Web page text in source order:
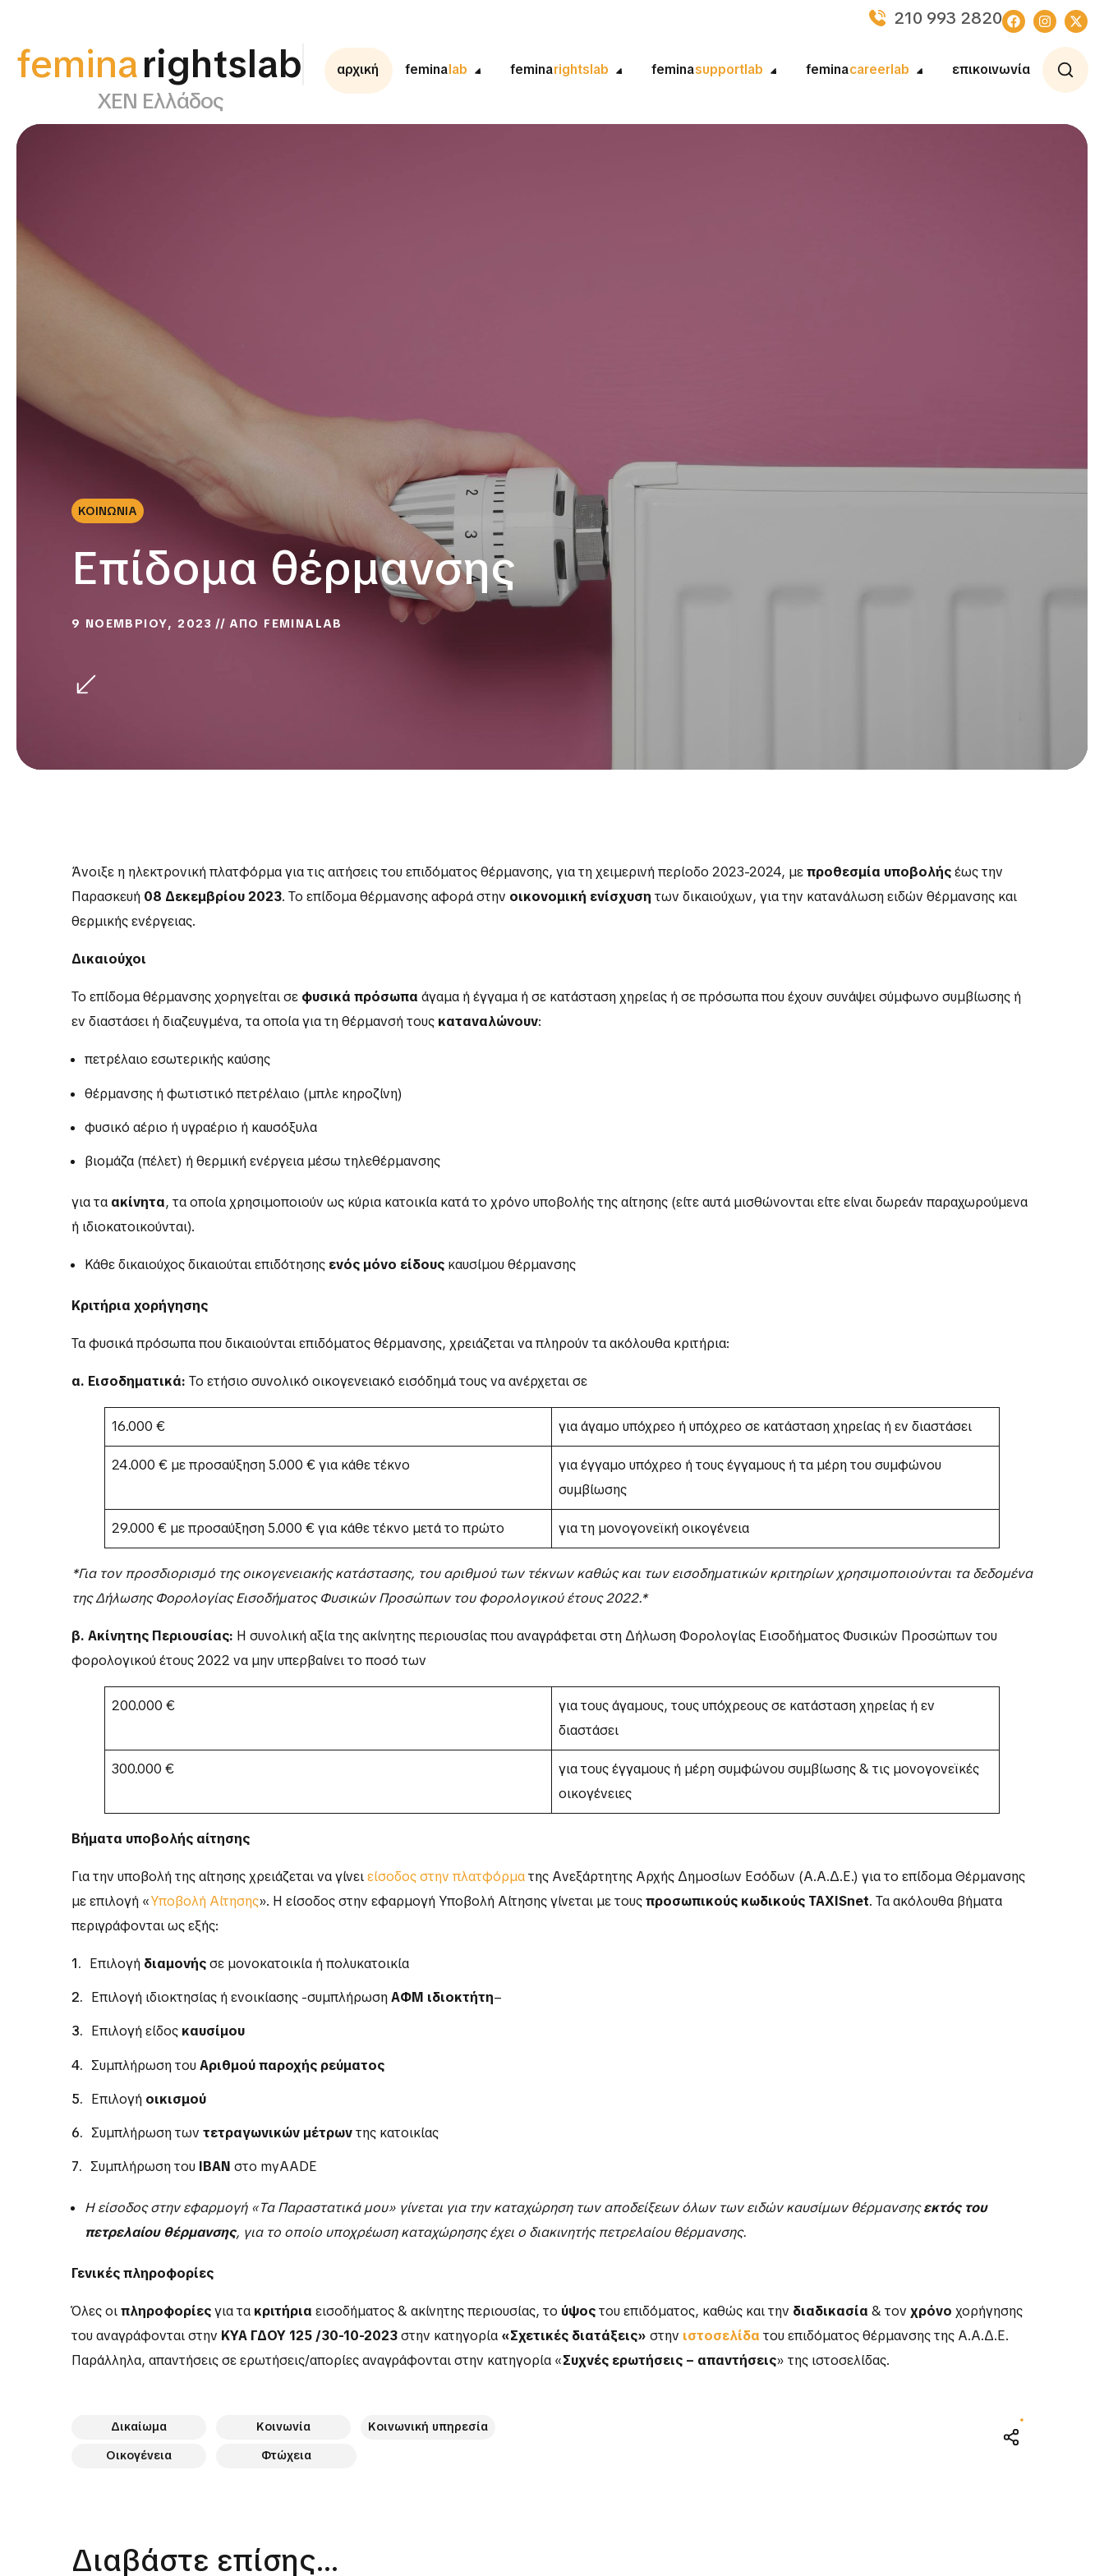
210 993 2820
feminasupportlab
ΧΕΝ Ελλάδος
αρχική feminalab feminarightslab feminasupportlab feminacareerlab επικοινωνία
ΚΟΙΝΩΝΙΑ
Επίδομα θέρμανσης
9 ΝΟΕΜΒΡΙΟΥ, 2023 ΑΠΟ FEMINALAB
Άνοιξε η ηλεκτρονική πλατφόρμα για τις αιτήσεις του επιδόματος θέρμανσης, για τη χειμερινή περίοδο 2023-2024, μεπροθεσμία υποβολήςέως την
Παρασκευή 08 Δεκεμβρίου 2023. Το επίδομα θέρμανσης αφορά στην οικονομική ενίσχυση των δικαιούχων, για την κατανάλωση ειδών θέρμανσης και
θερμικής ενέργειας.
Δικαιούχοι
Το επίδομα θέρμανσης χορηγείται σε φυσικά πρόσωπα άγαμα ή έγγαμα ή σε κατάσταση χηρείας ή σε πρόσωπα που έχουν συνάψει σύμφωνο συμβίωσης ή
εν διαστάσει ή διαζευγμένα, τα οποία για τη θέρμανσή τους καταναλώνουν:
πετρέλαιο εσωτερικής καύσης
θέρμανσης ή φωτιστικό πετρέλαιο (μπλε κηροζίνη)
φυσικό αέριο ή υγραέριο ή καυσόξυλα
βιομάζα (πέλετ) ή θερμική ενέργεια μέσω τηλεθέρμανσης
για τα ακίνητα, τα οποία χρησιμοποιούν ως κύρια κατοικία κατά το χρόνο υποβολής της αίτησης (είτε αυτά μισθώνονται είτε είναι δωρεάν παραχωρούμενα
ή ιδιοκατοικούνται).
Κάθε δικαιούχος δικαιούται επιδότησης ενός μόνο είδους καυσίμου θέρμανσης
Κριτήρια χορήγησης
Τα φυσικά πρόσωπα που δικαιούνται επιδόματος θέρμανσης, χρειάζεται να πληρούν τα ακόλουθα κριτήρια:
α. Εισοδηματικά: Το ετήσιο συνολικό οικογενειακό εισόδημά τους να ανέρχεται σε
16.000 € για άγαμο υπόχρεο ή υπόχρεο σε κατάσταση χηρείας ή εν διαστάσει
24.000 € με προσαύξηση 5.000 € για κάθε τέκνο
για έγγαμο υπόχρεο ή τους έγγαμους ή τα μέρη του συμφώνου
συμβίωσης
29.000 € με προσαύξηση 5.000 € για κάθε τέκνο μετά το πρώτο για τη μονογονεϊκή οικογένεια
*Για τον προσδιορισμό της οικογενειακής κατάστασης, του αριθμού των τέκνων καθώς και των εισοδηματικών κριτηρίων χρησιμοποιούνται τα δεδομένα
της Δήλωσης Φορολογίας Εισοδήματος Φυσικών Προσώπων του φορολογικού έτους 2022.*
β. Ακίνητης Περιουσίας: Η συνολική αξία της ακίνητης περιουσίας που αναγράφεται στη Δήλωση Φορολογίας Εισοδήματος Φυσικών Προσώπων του
φορολογικού έτους 2022 να μην υπερβαίνει το ποσό των
200.000 €
για τους άγαμους, τους υπόχρεους σε κατάσταση χηρείας ή εν
διαστάσει
300.000 €
για τους έγγαμους ή μέρη συμφώνου συμβίωσης & τις μονογονεϊκές
οικογένειες
Βήματα υποβολής αίτησης
Για την υποβολή της αίτησης χρειάζεται να γίνειείσοδος στην πλατφόρματης Ανεξάρτητης Αρχής Δημοσίων Εσόδων (Α.Α.Δ.Ε.) για το επίδομα Θέρμανσης
με επιλογή «Υποβολή Αίτησης». Η είσοδος στην εφαρμογή Υποβολή Αίτησης γίνεται με τουςπροσωπικούς κωδικούς TAXISnet. Τα ακόλουθα βήματα
περιγράφονται ως εξής:
Επιλογή διαμονήςσε μονοκατοικία ή πολυκατοικία
Επιλογή ιδιοκτησίας ή ενοικίασης -συμπλήρωσηΑΦΜ ιδιοκτήτη–
Επιλογή είδος καυσίμου
Συμπλήρωση τουΑριθμού παροχής ρεύματος
Επιλογή οικισμού
Συμπλήρωση των τετραγωνικών μέτρωντης κατοικίας
Συμπλήρωση του IBAN στο myAADE
Η είσοδος στην εφαρμογή «Τα Παραστατικά μου» γίνεται για την καταχώρηση των αποδείξεων όλων των ειδών καυσίμων θέρμανσηςεκτός του
πετρελαίου θέρμανσης, για το οποίο υποχρέωση καταχώρησης έχει ο διακινητής πετρελαίου θέρμανσης.
Γενικές πληροφορίες
Όλες οιπληροφορίεςγια τα κριτήρια εισοδήματος & ακίνητης περιουσίας, το ύψοςτου επιδόματος, καθώς και την διαδικασία & τον χρόνο χορήγησης
του αναγράφονται στην ΚΥΑ ΓΔΟΥ 125 /30-10-2023στην κατηγορία «Σχετικές διατάξεις» στην ιστοσελίδα του επιδόματος θέρμανσης της Α.Α.Δ.Ε.
Παράλληλα, απαντήσεις σε ερωτήσεις/απορίες αναγράφονται στην κατηγορία «Συχνές ερωτήσεις – απαντήσεις» της ιστοσελίδας.
Δικαίωμα Κοινωνία
Κοινωνική υπηρεσία
Οικογένεια
Φτώχεια
Διαβάστε επίσης...